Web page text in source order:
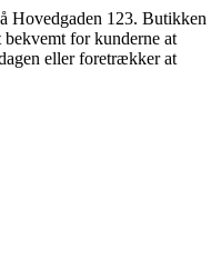
Hovedgaden 123. Butikken
bekvemt for kunderne at
eller foretrækker at